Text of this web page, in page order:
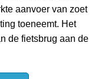
aanvoer van zoet
toeneemt. Het
de fietsbrug aan de